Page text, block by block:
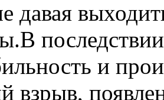
давая
и
взрыв,